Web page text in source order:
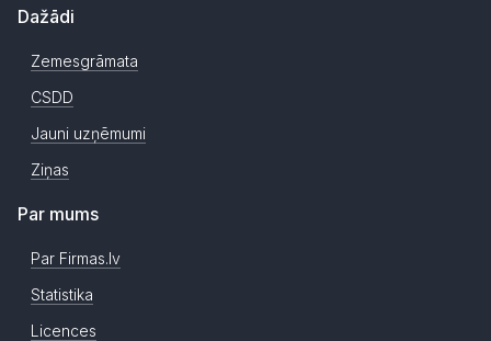
Dažādi
Zemesgrāmata
CSDD
Jauni uzņēmumi
Ziņas
Par mums
Par Firmas.lv
Statistika
Licences